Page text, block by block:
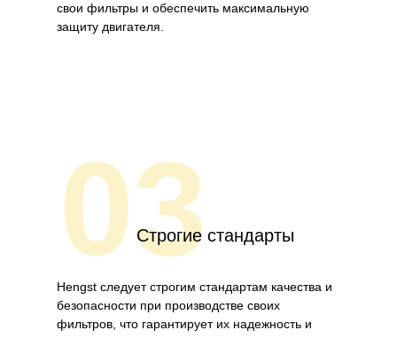
свои фильтры и обеспечить максимальную
защиту двигателя.
03Строгие стандарты
Hengst следует строгим стандартам качества и
безопасности при производстве своих
фильтров, что гарантирует их надежность и